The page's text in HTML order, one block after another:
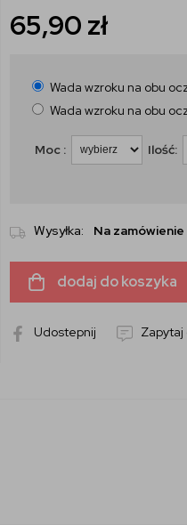
65,90 zł
Wada wzroku na obu
Wada wzroku na obu
Moc : Ilość:
Wysyłka: Na zamówienie
dodaj do koszyka
Udostepnij Zapytaj